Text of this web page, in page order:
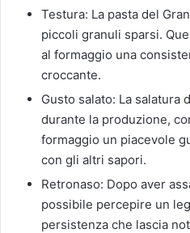
Testura: La pasta del
piccoli granuli sparsi.
al formaggio una
croccante.
Gusto salato: La salatura
durante la produzione,
formaggio un piacevole
con gli altri sapori.
Retronaso: Dopo aver
possibile percepire un
persistenza che lascia